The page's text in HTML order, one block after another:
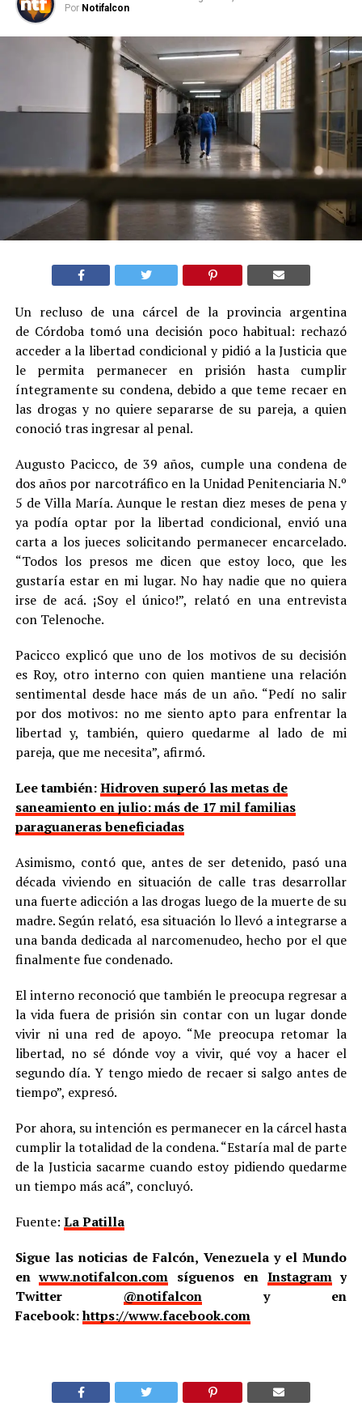
Por Notifalcon
Un recluso de una cárcel de la provincia argentina
de Córdoba tomó una decisión poco habitual: rechazó
acceder a la libertad condicional y pidió a la Justicia que
le permita permanecer en prisión hasta cumplir
íntegramente su condena, debido a que teme recaer en
las drogas y no quiere separarse de su pareja, a quien
conoció tras ingresar al penal.
Augusto Pacicco, de 39 años, cumple una condena de
dos años por narcotráfico en la Unidad Penitenciaria N.º
5 de Villa María. Aunque le restan diez meses de pena y
ya podía optar por la libertad condicional, envió una
carta a los jueces solicitando permanecer encarcelado.
“Todos los presos me dicen que estoy loco, que les
gustaría estar en mi lugar. No hay nadie que no quiera
irse de acá. ¡Soy el único!”, relató en una entrevista
con Telenoche.
Pacicco explicó que uno de los motivos de su decisión
es Roy, otro interno con quien mantiene una relación
sentimental desde hace más de un año. “Pedí no salir
por dos motivos: no me siento apto para enfrentar la
libertad y, también, quiero quedarme al lado de mi
pareja, que me necesita”, afirmó.
Lee también:Hidroven superó las metas de
saneamiento en julio: más de 17 mil familias
paraguaneras beneficiadas
Asimismo, contó que, antes de ser detenido, pasó una
década viviendo en situación de calle tras desarrollar
una fuerte adicción a las drogas luego de la muerte de su
madre. Según relató, esa situación lo llevó a integrarse a
una banda dedicada al narcomenudeo, hecho por el que
finalmente fue condenado.
El interno reconoció que también le preocupa regresar a
la vida fuera de prisión sin contar con un lugar donde
vivir ni una red de apoyo. “Me preocupa retomar la
libertad, no sé dónde voy a vivir, qué voy a hacer el
segundo día. Y tengo miedo de recaer si salgo antes de
tiempo”, expresó.
Por ahora, su intención es permanecer en la cárcel hasta
cumplir la totalidad de la condena. “Estaría mal de parte
de la Justicia sacarme cuando estoy pidiendo quedarme
un tiempo más acá”, concluyó.
Fuente: La Patilla
Sigue las noticias de Falcón, Venezuela y el Mundo
enwww.notifalcon.com síguenos en Instagramy
Twitter @notifalcony en
Facebook:https://www.facebook.com